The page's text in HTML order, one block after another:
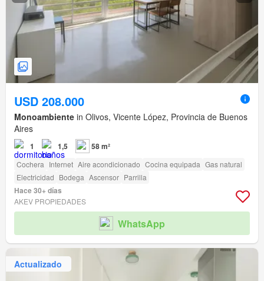
USD 208.000
Monoambiente in Olivos, Vicente López, Provincia de Buenos
Aires
1 1,5 58 m²
Cochera Internet Aire acondicionado Cocina equipada Gas natural
Electricidad Bodega Ascensor Parrilla
Hace 30+ días
AKEV PROPIEDADES
WhatsApp
Actualizado